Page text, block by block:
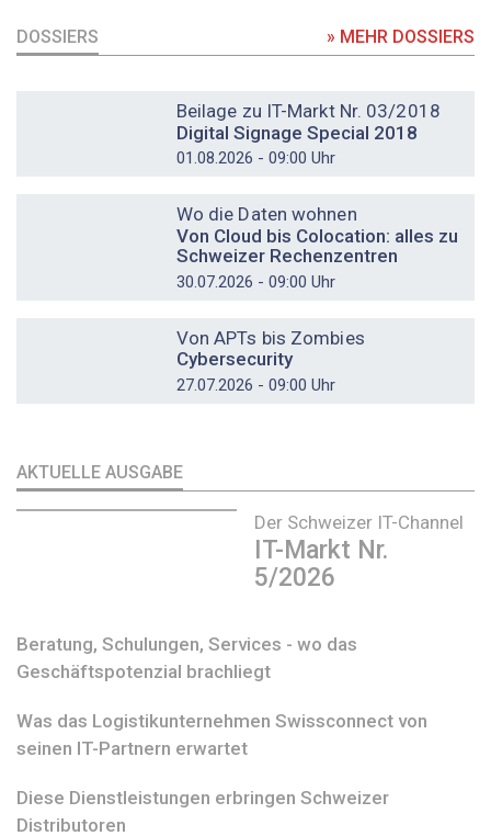
DOSSIERS » MEHR DOSSIERS
Beilage zu IT-Markt Nr. 03/2018
Digital Signage Special 2018
01.08.2026 - 09:00 Uhr
Wo die Daten wohnen
Von Cloud bis Colocation: alles zu
Schweizer Rechenzentren
30.07.2026 - 09:00 Uhr
Von APTs bis Zombies
Cybersecurity
27.07.2026 - 09:00 Uhr
AKTUELLE AUSGABE
Der Schweizer IT-Channel
IT-Markt Nr.
5/2026
Beratung, Schulungen, Services - wo das
Geschäftspotenzial brachliegt
Was das Logistikunternehmen Swissconnect von
seinen IT-Partnern erwartet
Diese Dienstleistungen erbringen Schweizer
Distributoren